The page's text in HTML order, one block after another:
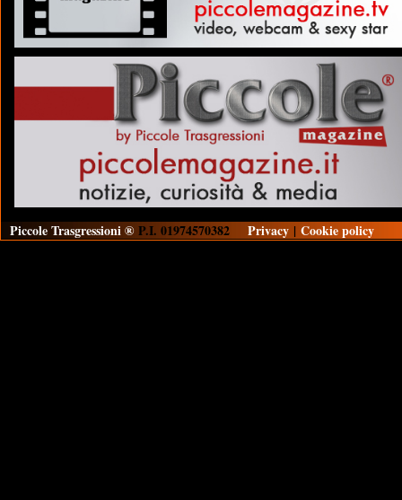
Piccole Trasgressioni ® P.I. 01974570382 Privacy | Cookie policy